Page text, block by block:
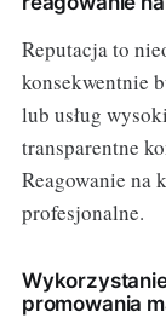
Reputacja to
konsekwentnie
lub usług
transparentne
Reagowanie na
profesjonalne.
promowania